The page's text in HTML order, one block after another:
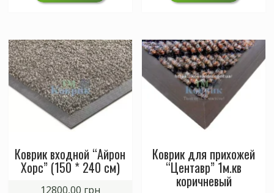
Коврик входной “Айрон
Хорс” (150 * 240 см)
12800,00 грн
Коврик для прихожей
“Центавр” 1м.кв
коричневый